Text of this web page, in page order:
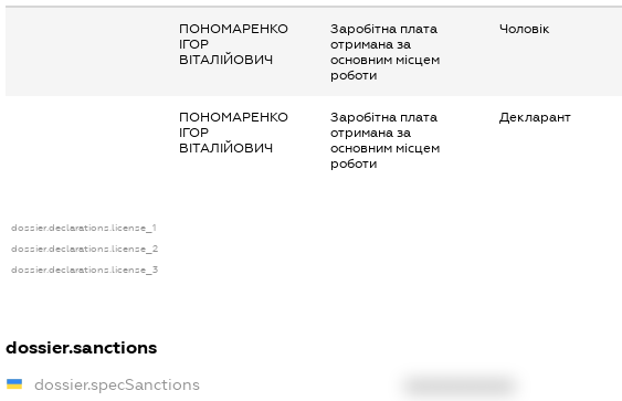
ПОНОМАРЕНКО
ІГОР
ВІТАЛІЙОВИЧ
Заробітна плата
отримана за
основним місцем
роботи
Чоловік
ПОНОМАРЕНКО
ІГОР
ВІТАЛІЙОВИЧ
Заробітна плата
отримана за
основним місцем
роботи
Декларант
dossier.declarations.license_1
dossier.declarations.license_2
dossier.declarations.license_3
dossier.sanctions
dossier.specSanctions